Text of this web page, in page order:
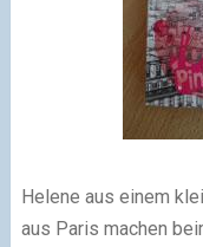
Helene aus einem
aus Paris machen